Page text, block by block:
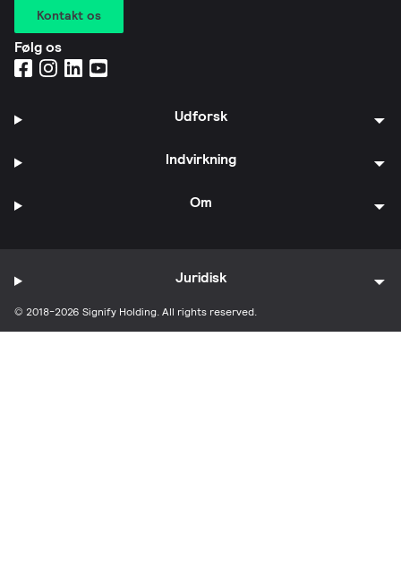
Kontakt os
Følg os
Udforsk
Indvirkning
Om
© 2018-2026 Signify Holding. All rights reserved.
Juridisk